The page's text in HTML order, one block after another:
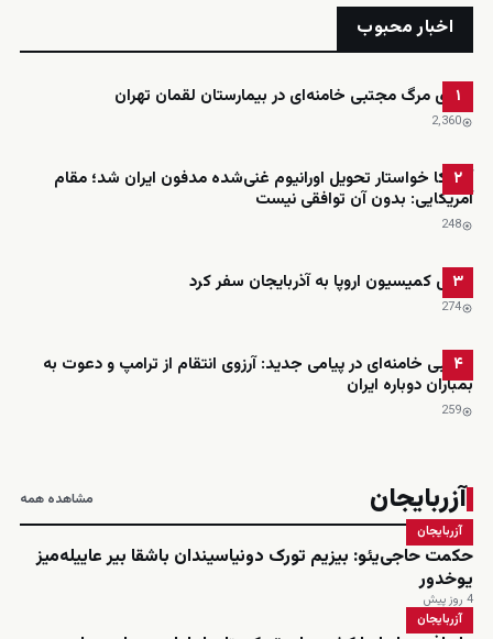
اخبار محبوب
۱
ادعای مرگ مجتبی خامنه‌ای در بیمارستان لقمان تهران
2٬360
۲
آمریکا خواستار تحویل اورانیوم غنی‌شده مدفون ایران شد؛ مقام
آمریکایی: بدون آن توافقی نیست
248
۳
رئیس کمیسیون اروپا به آذربایجان سفر کرد
274
۴
مجتبی خامنه‌ای در پیامی جدید: آرزوی انتقام از ترامپ و دعوت به
بمباران دوباره ایران
259
آزربایجان مشاهده همه
آزربایجان
حکمت حاجی‌یئو: بیزیم تورک دونیاسیندان باشقا بیر عاییله‌میز
یوخدور
4 روز پیش
آزربایجان